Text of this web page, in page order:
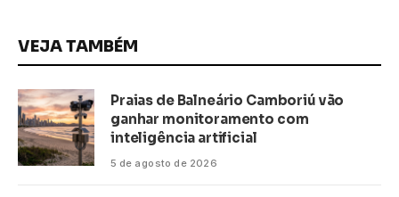
VEJA TAMBÉM
Praias de Balneário Camboriú vão
ganhar monitoramento com
inteligência artificial
5 de agosto de 2026